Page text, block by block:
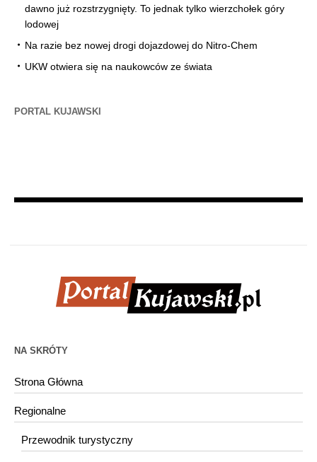
dawno już rozstrzygnięty. To jednak tylko wierzchołek góry
lodowej
Na razie bez nowej drogi dojazdowej do Nitro-Chem
UKW otwiera się na naukowców ze świata
PORTAL KUJAWSKI
NA SKRÓTY
Strona Główna
Regionalne
Przewodnik turystyczny